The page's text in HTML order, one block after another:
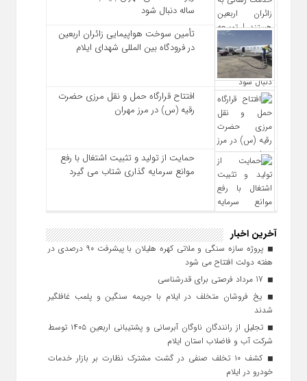
ساله دنبال شود
تأمین سوخت هواپیمایی زائران اربعین
در فرودگاه بین المللی شهدای ایلام
افتتاح قرارگاه حمل‌ و نقل مرزی حضرت
رقیه (س) در مرز مهران
حمایت از تولید و تثبیت اشتغال با رفع
موانع سرمایه‌ گذاری شتاب می‌ گیرد
آخرین اخبار
پروژه سازه سنگی و ملاتی کهره هلیلان با پیشرفت ۹۰ درصدی در
هفته دولت افتتاح می شود
یخ‌ فروشان متخلف در ایلام با جریمه سنگین و پلمب غافلگیر
شدند
تجلیل از رانندگان ناوگان آبرسانی و پشتیبانی اربعین ۱۴۰۵ توسط
شرکت آب و فاضلاب استان ایلام
کشف ۱۰ تخلف صنفی در گشت مشترک نظارت بر بازار خدمات
خودرو در ایلام